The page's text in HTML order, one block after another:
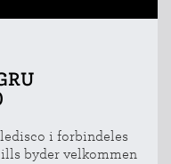
i forbindeles
byder velkommen